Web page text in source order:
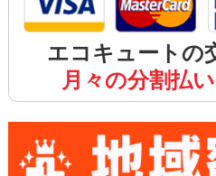
エコキュートの
月々の分割払